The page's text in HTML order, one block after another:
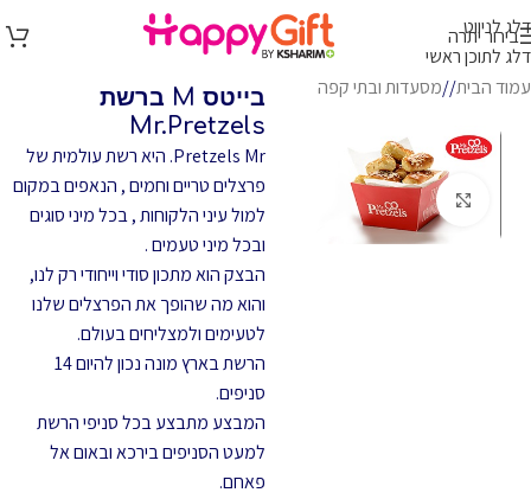
דלג לניווט
דלג לתוכן ראשי
בירור יתרה
עמוד הבית/ מסעדות ובתי קפה
לחץ להגדלה
בייטס M ברשת
Mr.Pretzels
Pretzels Mr. היא רשת עולמית של
פרצלים טריים וחמים , הנאפים במקום
למול עיני הלקוחות , בכל מיני סוגים
ובכל מיני טעמים .
הבצק הוא מתכון סודי וייחודי רק לנו,
והוא מה שהופך את הפרצלים שלנו
לטעימים ולמצליחים בעולם.
הרשת בארץ מונה נכון להיום 14
סניפים.
המבצע מתבצע בכל סניפי הרשת
למעט הסניפים בירכא ובאום אל
פאחם.